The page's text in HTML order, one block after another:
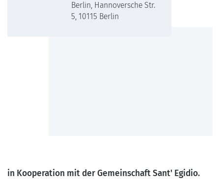
Berlin, Hannoversche Str.
5, 10115 Berlin
in Kooperation mit der Gemeinschaft Sant' Egidio.